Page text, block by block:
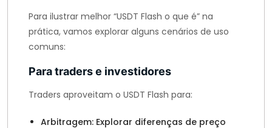
Para ilustrar melhor “USDT Flash o que é” na
prática, vamos explorar alguns cenários de uso
comuns:
Para traders e investidores
Traders aproveitam o USDT Flash para:
Arbitragem: Explorar diferenças de preço